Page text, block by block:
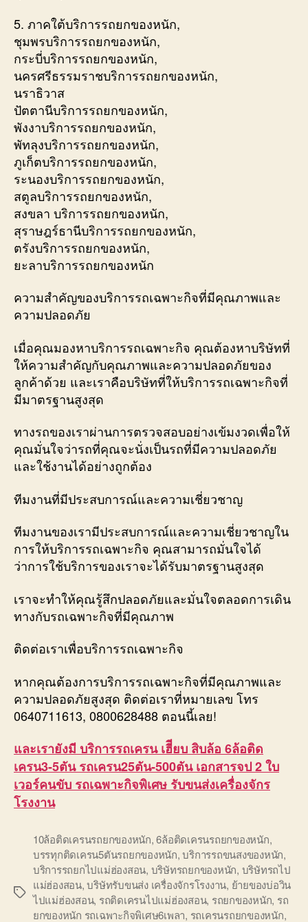
5. ภาคใต้บริการรถยกของหนัก,
ชุมพรบริการรถยกของหนัก,
กระบี่บริการรถยกของหนัก,
นครศรีธรรมราชบริการรถยกของหนัก,
นราธิวาส
ปัตตานีบริการรถยกของหนัก,
พังงาบริการรถยกของหนัก,
พัทลุงบริการรถยกของหนัก,
ภูเก็ตบริการรถยกของหนัก,
ระนองบริการรถยกของหนัก,
สตูลบริการรถยกของหนัก,
สงขลา บริการรถยกของหนัก,
สุราษฎร์ธานีบริการรถยกของหนัก,
ตรังบริการรถยกของหนัก,
ยะลาบริการรถยกของหนัก
ความสำคัญของบริการรถเฉพาะกิจที่มีคุณภาพและ
ความปลอดภัย
เมื่อคุณมองหาบริการรถเฉพาะกิจ คุณต้องหาบริษัทที่
ให้ความสำคัญกับคุณภาพและความปลอดภัยของ
ลูกค้าด้วย และเราคือบริษัทที่ให้บริการรถเฉพาะกิจที่
มีมาตรฐานสูงสุด
ทางรถของเราผ่านการตรวจสอบอย่างเข้มงวดเพื่อให้
คุณมั่นใจว่ารถที่คุณจะนั่งเป็นรถที่มีความปลอดภัย
และใช้งานได้อย่างถูกต้อง
ทีมงานที่มีประสบการณ์และความเชี่ยวชาญ
ทีมงานของเรามีประสบการณ์และความเชี่ยวชาญใน
การให้บริการรถเฉพาะกิจ คุณสามารถมั่นใจได้
ว่าการใช้บริการของเราจะได้รับมาตรฐานสูงสุด
เราจะทำให้คุณรู้สึกปลอดภัยและมั่นใจตลอดการเดิน
ทางกับรถเฉพาะกิจที่มีคุณภาพ
ติดต่อเราเพื่อบริการรถเฉพาะกิจ
หากคุณต้องการบริการรถเฉพาะกิจที่มีคุณภาพและ
ความปลอดภัยสูงสุด ติดต่อเราที่หมายเลข โทร
0640711613, 0800628488 ตอนนี้เลย!
และเรายังมี บริการรถเครน เฮีียบ สิบล้อ 6ล้อติด
เครน3-5ตัน รถเครน25ตัน-500ตัน เอกสารจป 2 ใบ
เวอร์คนขับ รถเฉพาะกิจพิเศษ รับขนส่งเครื่องจักร
โรงงาน
Tags
10ล้อติดเครนรถยกของหนัก,6ล้อติดเครนรถยกของหนัก,
บรรทุกติดเครน5ตันรถยกของหนัก,บริการรถขนสงของหนัก,
บริการรถยกไปแม่ฮ่องสอน, บริษัทรถยกของหนัก, บริษัทรถไป
แม่ฮ่องสอน,บริษัทรับขนส่ง เครื่องจักรโรงงาน, ย้ายของบ่อวิน
ไปแม่ฮ่องสอน, รถติดเครนไปแม่ฮ่องสอน, รถยกของหนัก, รถ
ยกของหนัก รถเฉพาะกิจพิเศษ6เพลา, รถเครนรถยกของหนัก,